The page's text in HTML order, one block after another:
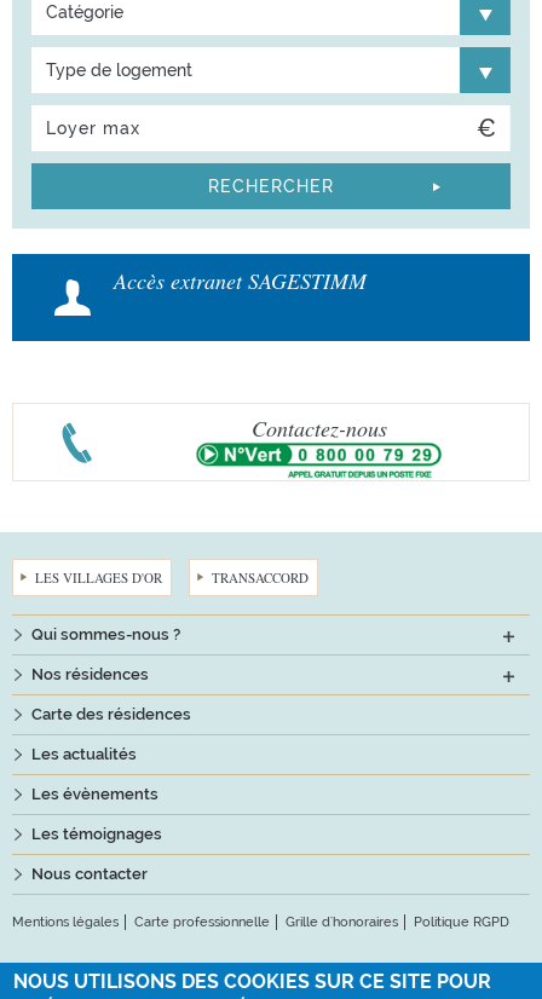
Catégorie
Type de logement
Accès extranet SAGESTIMM
Contactez-nous
LES VILLAGES D'OR TRANSACCORD
Qui sommes-nous ?
Nos résidences
Carte des résidences
Les actualités
Les évènements
Les témoignages
Nous contacter
Mentions légales Carte professionnelle Grille d'honoraires Politique RGPD
Suivez-nous
NOUS UTILISONS DES COOKIES SUR CE SITE POUR